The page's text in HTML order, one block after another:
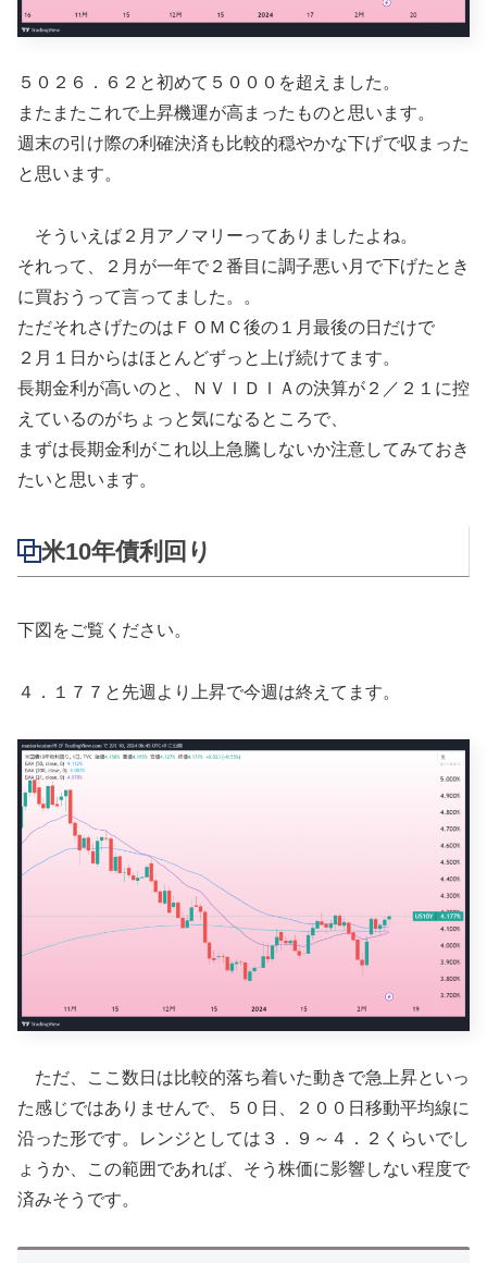
５０２６．６２と初めて５０００を超えました。
またまたこれで上昇機運が高まったものと思います。
週末の引け際の利確決済も比較的穏やかな下げで収まった
と思います。
そういえば２月アノマリーってありましたよね。
それって、２月が一年で２番目に調子悪い月で下げたとき
に買おうって言ってました。。
ただそれさげたのはＦＯＭＣ後の１月最後の日だけで
２月１日からはほとんどずっと上げ続けてます。
長期金利が高いのと、ＮＶＩＤＩＡの決算が２／２１に控
えているのがちょっと気になるところで、
まずは長期金利がこれ以上急騰しないか注意してみておき
たいと思います。
米10年債利回り
下図をご覧ください。
４．１７７と先週より上昇で今週は終えてます。
ただ、ここ数日は比較的落ち着いた動きで急上昇といっ
た感じではありませんで、５０日、２００日移動平均線に
沿った形です。レンジとしては３．９～４．２くらいでし
ょうか、この範囲であれば、そう株価に影響しない程度で
済みそうです。